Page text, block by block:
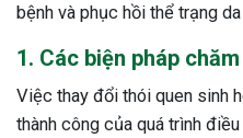
bệnh và phục hồi thể trạng
1. Các biện pháp
Việc thay đổi thói quen sinh
thành công của quá trình điều